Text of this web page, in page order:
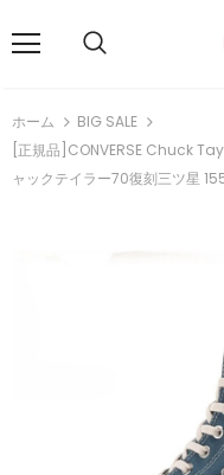
ホーム
BIG SALE
[正規品]CONVERSE Chuck
ャックテイラー70復刻三ツ星